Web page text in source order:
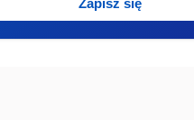
Zapisz się